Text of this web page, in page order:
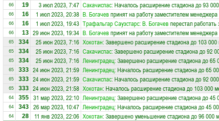
66 19 3 июл 2023, 7:47 Сакачиспас: Началось расширение стадиона до 93
66 16 1 июл 2023, 20:38 В. Богачевпринят на работу заместителем
66 16 1 июл 2023, 19:43 Трафальгар Саузстарс: В. Богачевперестал
66 13 29 июн 2023, 19:34 В. Богачевпринят на работу заместителем
65 334 25 июн 2023, 7:16 Хокотан: Завершено расширение стадиона до 103 000
65 334 25 июн 2023, 7:16 Сакачиспас: Завершено расширение стадиона до 92
65 334 25 июн 2023, 7:16 Ленинградец: Завершено расширение стадиона до 65
65 333 24 июн 2023, 21:59 Ленинградец: Началось расширение стадиона до 65
65 333 24 июн 2023, 21:59 Сакачиспас: Началось расширение стадиона до 92
65 333 24 июн 2023, 21:58 Хокотан: Началось расширение стадиона до 103 000
64 355 31 мар 2023, 22:10 Ленинградец: Завершено расширение стадиона до 45
64 343 26 мар 2023, 10:47 Ленинградец: Началось расширение стадиона до 45
64 28 11 янв 2023, 22:06 Хокотан: Завершено уменьшение стадиона до 96 000